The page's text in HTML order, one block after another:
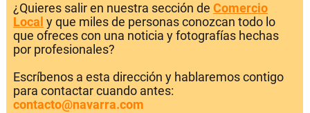
¿Quieres salir en nuestra sección de Comercio
Local y que miles de personas conozcan todo lo
que ofreces con una noticia y fotografías hechas
por profesionales?
Escríbenos a esta dirección y hablaremos contigo
para contactar cuando antes:
contacto@navarra.com